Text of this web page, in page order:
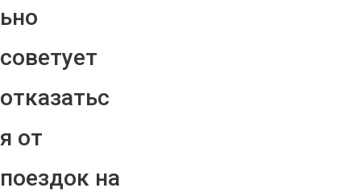
ьно
советует
отказатьс
я от
поездок на